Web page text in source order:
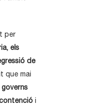
per
els
de
que mai
i